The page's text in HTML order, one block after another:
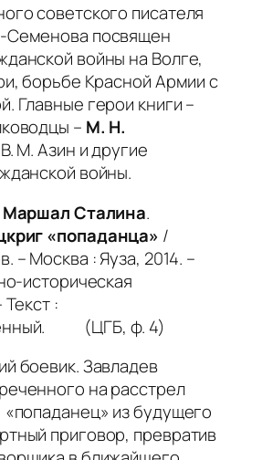
советского писателя
Семенова посвящен
войны на Волге,
борьбе Красной Армии с
Главные герои книги –
– М. Н.
М. Азин и другие
войны.
Сталина.
«попаданца» /
– Москва : Яуза, 2014. –
историческая
:
(ЦГБ, ф. 4)
боевик. Завладев
на расстрел
«попаданец» из будущего
приговор, превратив